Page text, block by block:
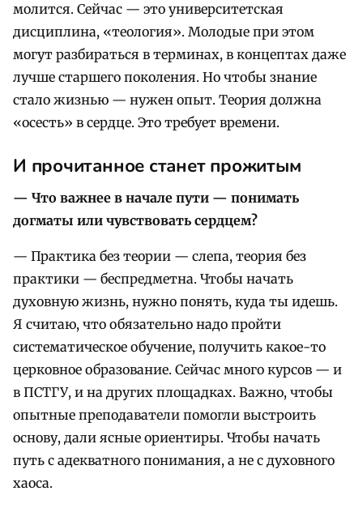
молится. Сейчас — это университетская
дисциплина, «теология». Молодые при этом
могут разбираться в терминах, в концептах даже
лучше старшего поколения. Но чтобы знание
стало жизнью — нужен опыт. Теория должна
«осесть» в сердце. Это требует времени.
И прочитанное станет прожитым
— Что важнее в начале пути — понимать
догматы или чувствовать сердцем?
— Практика без теории — слепа, теория без
практики — беспредметна. Чтобы начать
духовную жизнь, нужно понять, куда ты идешь.
Я считаю, что обязательно надо пройти
систематическое обучение, получить какое-то
церковное образование. Сейчас много курсов — и
в ПСТГУ, и на других площадках. Важно, чтобы
опытные преподаватели помогли выстроить
основу, дали ясные ориентиры. Чтобы начать
путь с адекватного понимания, а не с духовного
хаоса.